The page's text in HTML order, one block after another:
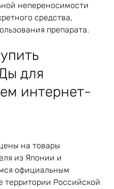
непереносимости
средства,
препарата.
для
интернет-
на товары
из Японии и
официальным
территории Российской